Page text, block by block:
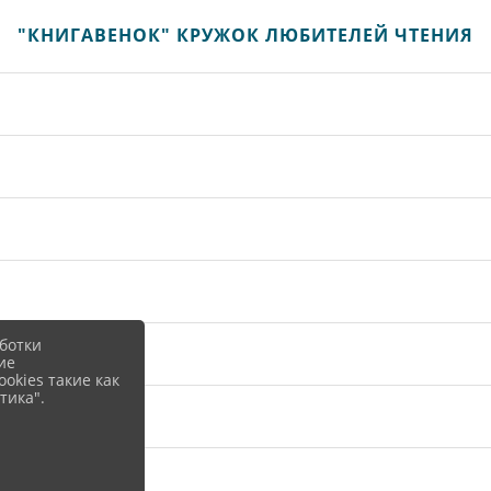
"КНИГАВЕНОК" КРУЖОК ЛЮБИТЕЛЕЙ ЧТЕНИЯ
такие как